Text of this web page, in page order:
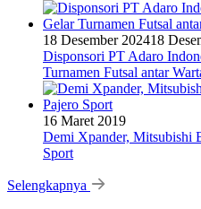
18 Desember 202418
Disponsori PT Adaro
Turnamen Futsal antar
16 Maret 2019
Demi Xpander, Mitsubishi
Sport
Selengkapnya